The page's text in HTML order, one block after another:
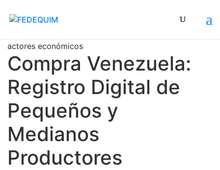
actores económicos
Compra Venezuela:
Registro Digital de
Pequeños y
Medianos
Productores